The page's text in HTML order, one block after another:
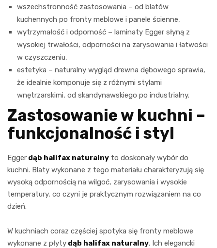
wszechstronność zastosowania – od blatów
kuchennych po fronty meblowe i panele ścienne,
wytrzymałość i odporność – laminaty Egger słyną z
wysokiej trwałości, odporności na zarysowania i łatwości
w czyszczeniu,
estetyka – naturalny wygląd drewna dębowego sprawia,
że idealnie komponuje się z różnymi stylami
wnętrzarskimi, od skandynawskiego po industrialny.
Zastosowanie w kuchni –
funkcjonalność i styl
Egger dąb halifax naturalny to doskonały wybór do
kuchni. Blaty wykonane z tego materiału charakteryzują się
wysoką odpornością na wilgoć, zarysowania i wysokie
temperatury, co czyni je praktycznym rozwiązaniem na co
dzień.
W kuchniach coraz częściej spotyka się fronty meblowe
wykonane z płyty dąb halifax naturalny. Ich elegancki